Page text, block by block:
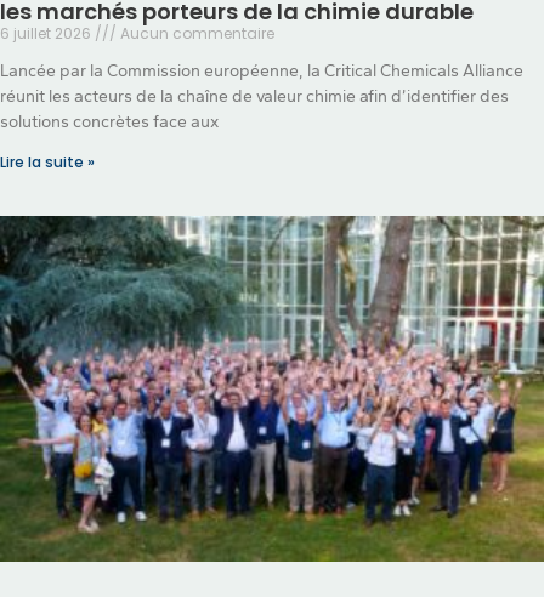
les marchés porteurs de la chimie durable
6 juillet 2026
Aucun commentaire
Lancée par la Commission européenne, la Critical Chemicals Alliance
réunit les acteurs de la chaîne de valeur chimie afin d’identifier des
solutions concrètes face aux
Lire la suite »